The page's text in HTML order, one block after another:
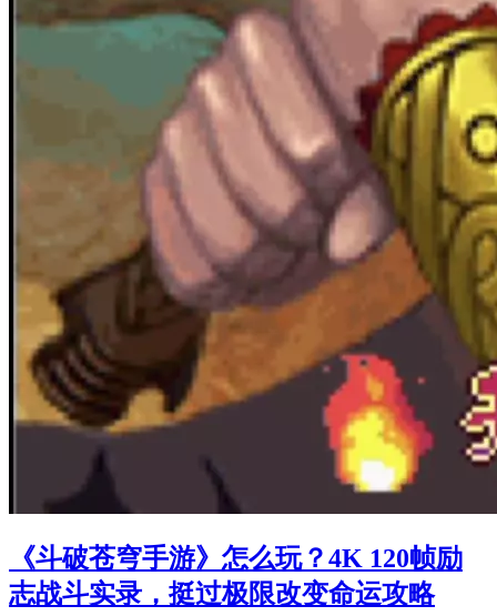
《斗破苍穹手游》怎么玩？4K 120帧励
志战斗实录，挺过极限改变命运攻略